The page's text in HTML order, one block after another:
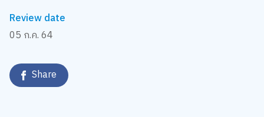
Review date
05 ก.ค. 64
Share